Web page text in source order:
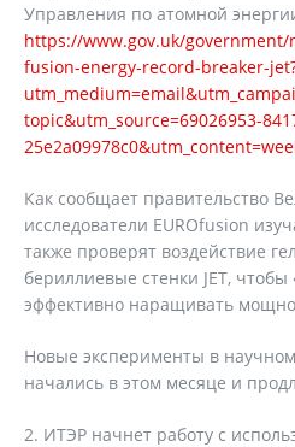
Управления по атомной
https://www.gov.uk/
fusion-energy-record-breaker-
topic&utm_source=69026953-
Как сообщает правительство
исследователи EUROfusion
также проверят воздействие
бериллиевые стенки JET,
эффективно наращивать
Новые эксперименты в
начались в этом месяце и
2. ИТЭР начнет работу с